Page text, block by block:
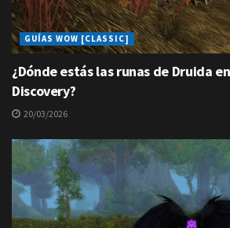
GUÍAS WOW [CLASSIC]
¿Dónde estás las runas de Druida
Discovery?
20/03/2026